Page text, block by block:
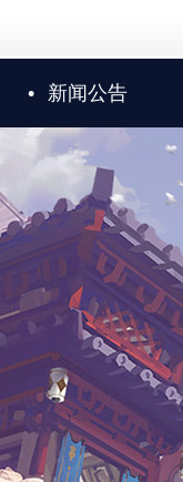
• 新闻公告